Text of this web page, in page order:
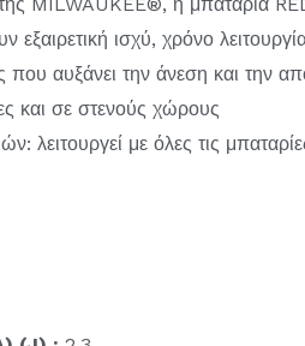
ισχύ, χρόνο
αυξάνει την άνεση και την
και σε στενούς χώρους
λειτουργεί με όλες τις